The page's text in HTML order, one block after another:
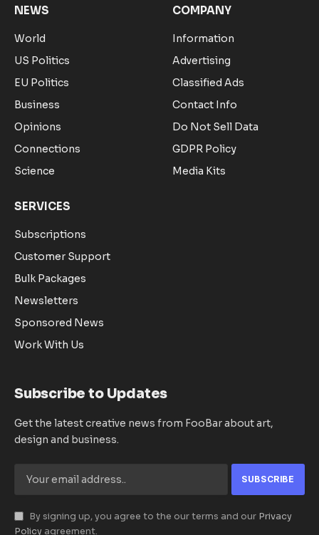
NEWS
World
US Politics
EU Politics
Business
Opinions
Connections
Science
COMPANY
Information
Advertising
Classified Ads
Contact Info
Do Not Sell Data
GDPR Policy
Media Kits
SERVICES
Subscriptions
Customer Support
Bulk Packages
Newsletters
Sponsored News
Work With Us
Subscribe to Updates
Get the latest creative news from FooBar about art,
design and business.
By signing up, you agree to the our terms and our Privacy
Policy agreement.